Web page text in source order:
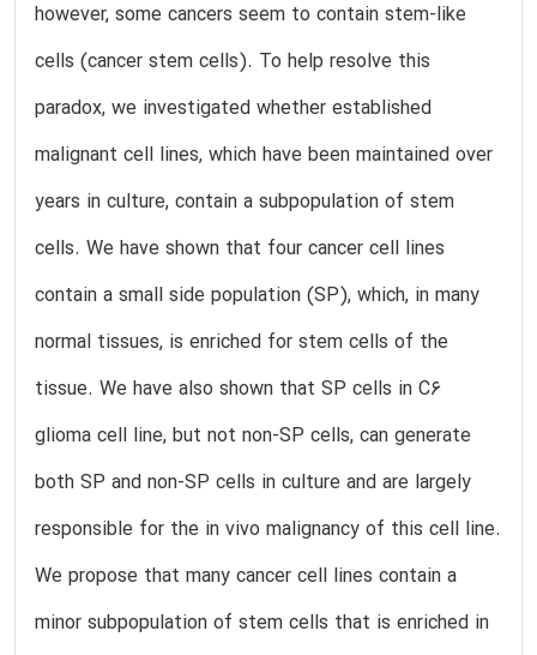
however, some cancers seem to contain stem-like
cells (cancer stem cells). To help resolve this
paradox, we investigated whether established
malignant cell lines, which have been maintained over
years in culture, contain a subpopulation of stem
cells. We have shown that four cancer cell lines
contain a small side population (SP), which, in many
normal tissues, is enriched for stem cells of the
tissue. We have also shown that SP cells in C6
glioma cell line, but not non-SP cells, can generate
both SP and non-SP cells in culture and are largely
responsible for the in vivo malignancy of this cell line.
We propose that many cancer cell lines contain a
minor subpopulation of stem cells that is enriched in